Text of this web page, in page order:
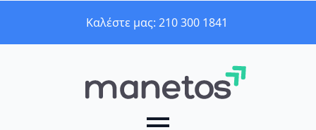
Καλέστε μας: 210 300 1841